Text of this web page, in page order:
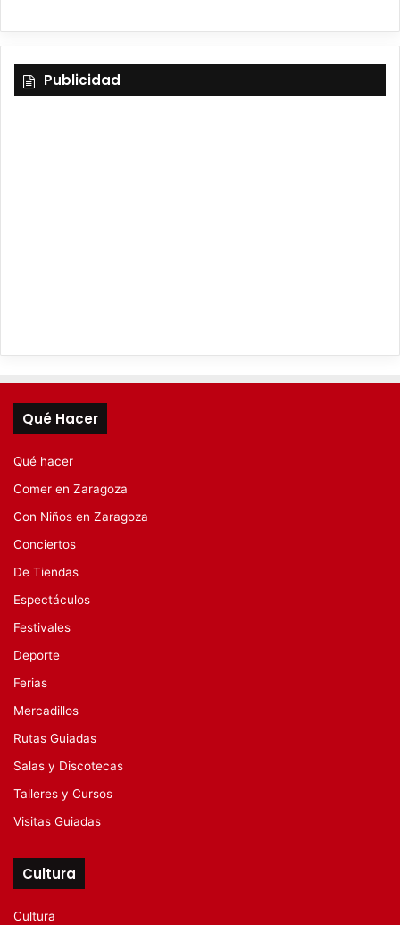
Publicidad
Qué Hacer
Qué hacer
Comer en Zaragoza
Con Niños en Zaragoza
Conciertos
De Tiendas
Espectáculos
Festivales
Deporte
Ferias
Mercadillos
Rutas Guiadas
Salas y Discotecas
Talleres y Cursos
Visitas Guiadas
Cultura
Cultura